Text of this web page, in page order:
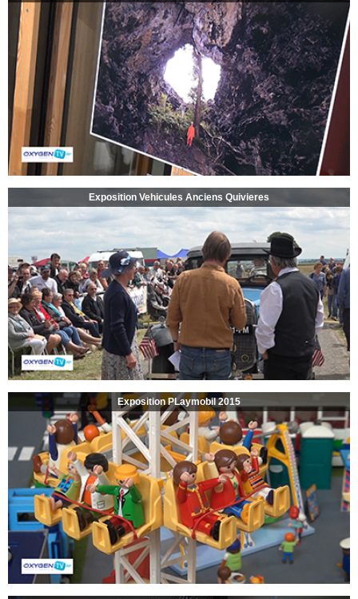
Exposition Vehicules Anciens Quivieres
Exposition PLaymobil 2015